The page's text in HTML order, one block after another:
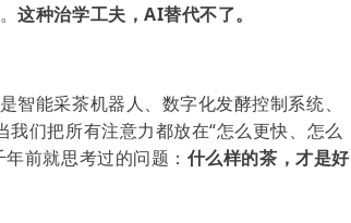
这种治学工夫，AI替代不了。
能采茶机器人、数字化发酵控制系统、
们把所有注意力都放在“怎么更快、怎么
前就思考过的问题： 什么样的茶，才是好